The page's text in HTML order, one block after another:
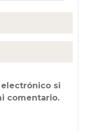
si
comentario.